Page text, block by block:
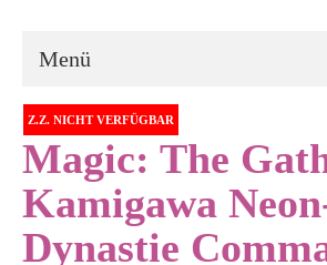
Menü
Z.Z. NICHT VERFÜGBAR
Magic: The
Kamigawa
Dynastie